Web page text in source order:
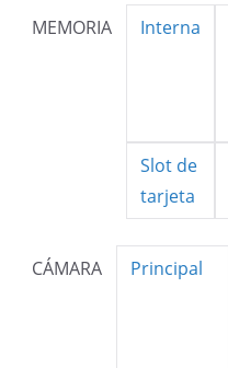
MEMORIA Interna
Slot de
tarjeta
CÁMARA Principal